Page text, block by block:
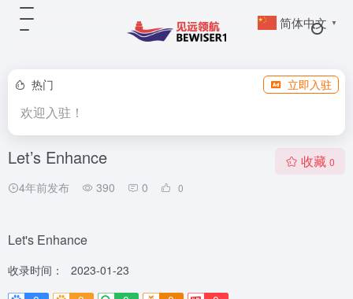
热门 立即入驻
欢迎入驻！
Let’s Enhance
4年前发布 390 0 0
收藏 0
Let's Enhance
收录时间：
2023-01-23
简体中文 ▼